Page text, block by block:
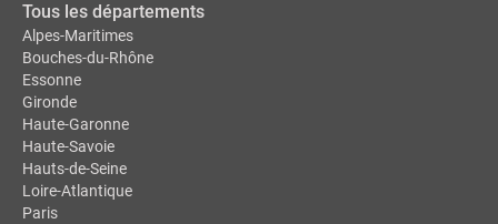
Tous les départements
Alpes-Maritimes
Bouches-du-Rhône
Essonne
Gironde
Haute-Garonne
Haute-Savoie
Hauts-de-Seine
Loire-Atlantique
Paris